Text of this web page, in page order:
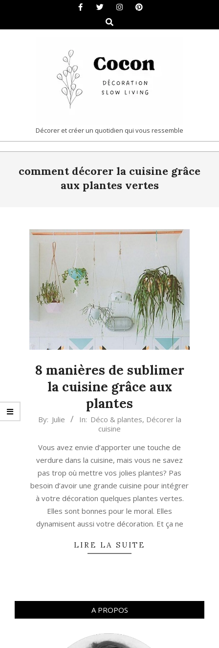
content
Search
COCON
|
DÉCORATION
Décorer et créer un quotidien qui vous ressemble
Navigationcomment décorer la cuisine grâce
aux plantes vertes
8 manières de sublimer
la cuisine grâce aux
plantes
2018-
By: Julie In: Déco & plantes, Décorer la
cuisine
Vous avez envie d’apporter une touche de
verdure dans la cuisine, mais vous ne savez
pas trop où mettre vos jolies plantes? Pas
besoin d’avoir une grande cuisine pour intégrer
à votre décoration quelques plantes vertes.
Elles sont bonnes pour le moral. Elles
dynamisent aussi votre décoration. Et ça ne
LIRE LA SUITE
A PROPOS